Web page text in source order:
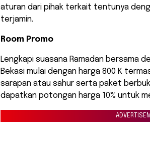
aturan dari pihak terkait tentunya
terjamin.
Room Promo
Lengkapi suasana Ramadan bersama
Bekasi mulai dengan harga 800 K
sarapan atau sahur serta paket
dapatkan potongan harga 10% untuk